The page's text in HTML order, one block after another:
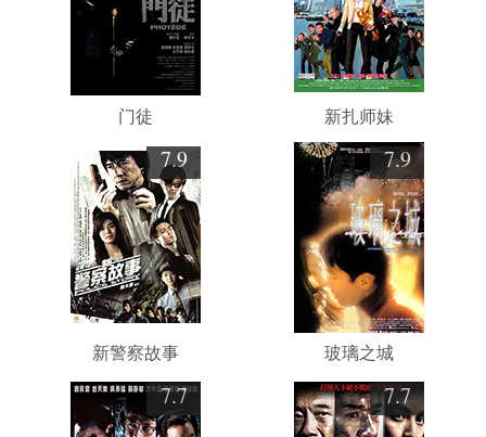
门徒 新扎师妹
7.9
新警察故事
7.9
玻璃之城
7.7 7.7